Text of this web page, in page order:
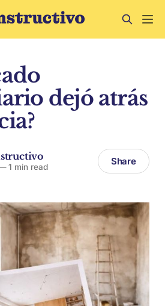
dejó atrás
1 min read Share